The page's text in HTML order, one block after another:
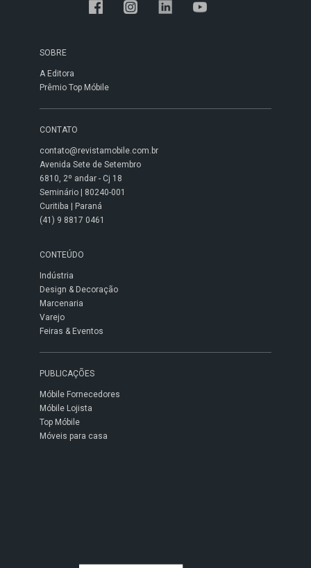
SOBRE
A Editora
Prêmio Top Móbile
CONTATO
contato@revistamobile.com.br
Avenida Sete de Setembro
6810, 2º andar - Cj 18
Seminário | 80240-001
Curitiba | Paraná
(41) 9 8817 0461
CONTEÚDO
Indústria
Design & Decoração
Marcenaria
Varejo
Feiras & Eventos
PUBLICAÇÕES
Móbile Fornecedores
Móbile Lojista
Top Móbile
Móveis para casa